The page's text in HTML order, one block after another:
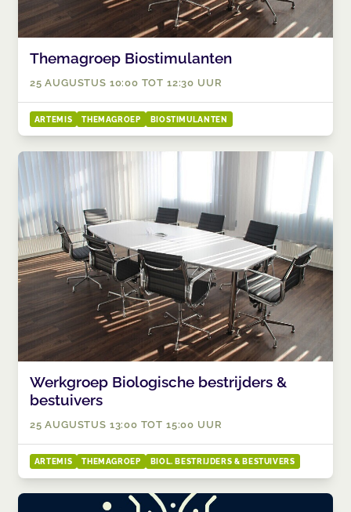
Themagroep Biostimulanten
25 AUGUSTUS 10:00 TOT 12:30 UUR
ARTEMIS THEMAGROEP BIOSTIMULANTEN
Werkgroep Biologische bestrijders &
bestuivers
25 AUGUSTUS 13:00 TOT 15:00 UUR
ARTEMIS THEMAGROEP BIOL. BESTRIJDERS & BESTUIVERS